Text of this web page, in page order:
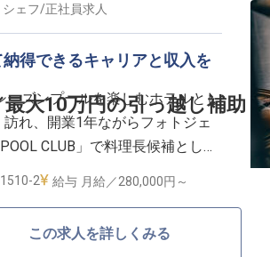
ライフを満喫したりと、プール
ホテル。
自然に囲まれたロケーションの
トドアが楽しめる環境に惹か
大10万円の引っ越し補助
ェフ/正社員求人
得できるキャリアと収入を
ズンプールを楽しむホテルとし
れ、開業1年ながらフォトジェ
CLUB」で料理長候補として
には大きな裁量を持たせてお
2 給与 月給／280,000円～
この求人を詳しくみる